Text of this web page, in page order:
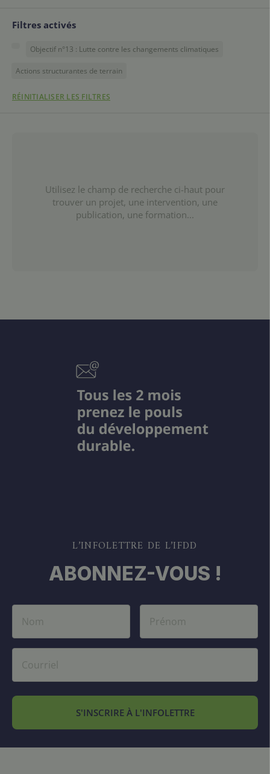
Filtres activés
Objectif n°13 : Lutte contre les changements climatiques
Actions structurantes de terrain
RÉINITIALISER LES FILTRES
Utilisez le champ de recherche ci-haut pour
trouver un projet, une intervention, une
publication, une formation...
L’INFOLETTRE DE L’IFDD
ABONNEZ-VOUS !
S'INSCRIRE À L'INFOLETTRE